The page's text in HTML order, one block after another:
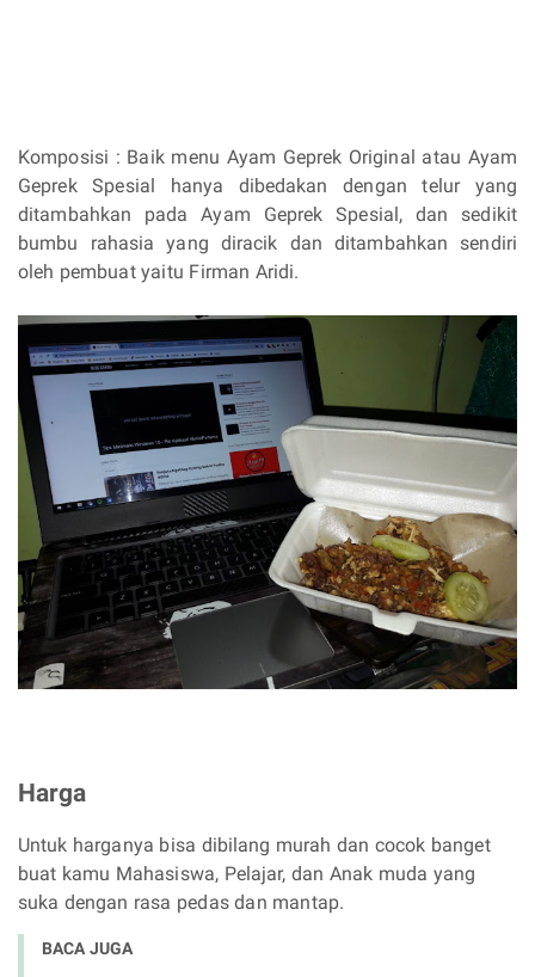
Komposisi : Baik menu Ayam Geprek Original atau Ayam
Geprek Spesial hanya dibedakan dengan telur yang
ditambahkan pada Ayam Geprek Spesial, dan sedikit
bumbu rahasia yang diracik dan ditambahkan sendiri
oleh pembuat yaitu Firman Aridi.
Harga
Untuk harganya bisa dibilang murah dan cocok banget
buat kamu Mahasiswa, Pelajar, dan Anak muda yang
suka dengan rasa pedas dan mantap.
BACA JUGA